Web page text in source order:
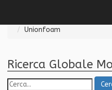
Unionfoam
Ricerca Globale